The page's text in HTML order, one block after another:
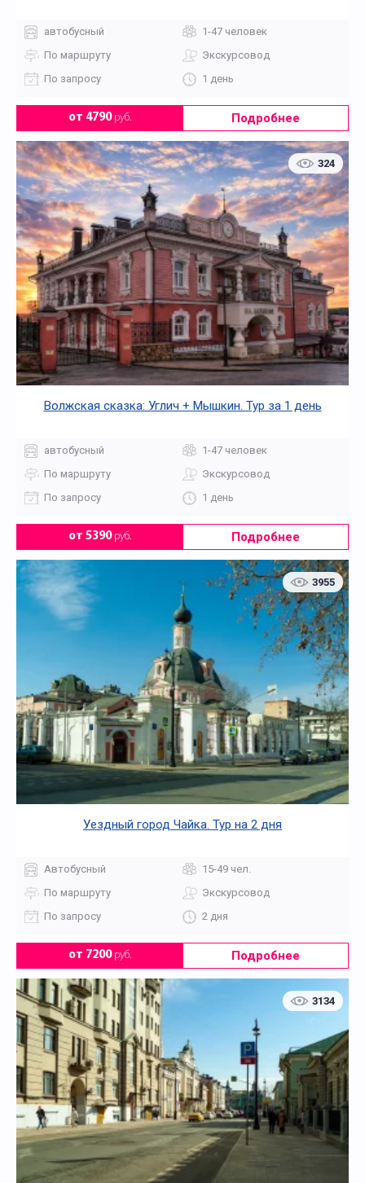
автобусный
1-47 человек
По маршруту
Экскурсовод
По запросу
1 день
от 4790руб. Подробнее
324
Волжская сказка: Углич + Мышкин. Тур за 1 день
автобусный
1-47 человек
По маршруту
Экскурсовод
По запросу
1 день
от 5390руб. Подробнее
3955
Уездный город Чайка. Тур на 2 дня
Автобусный
15-49 чел.
По маршруту
Экскурсовод
По запросу
2 дня
от 7200руб. Подробнее
3134